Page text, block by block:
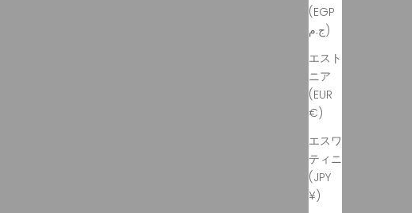
(EGP
ج.م)
エスト
ニア
(EUR
€)
エスワ
ティニ
(JPY
¥)